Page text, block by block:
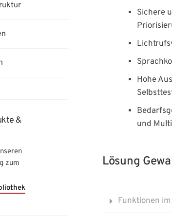
&
zum
Sichere
Hohe
und
Lösung
Funktionen